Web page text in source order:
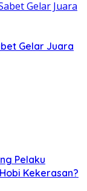
Gelar Juara
Pelaku
Kekerasan?